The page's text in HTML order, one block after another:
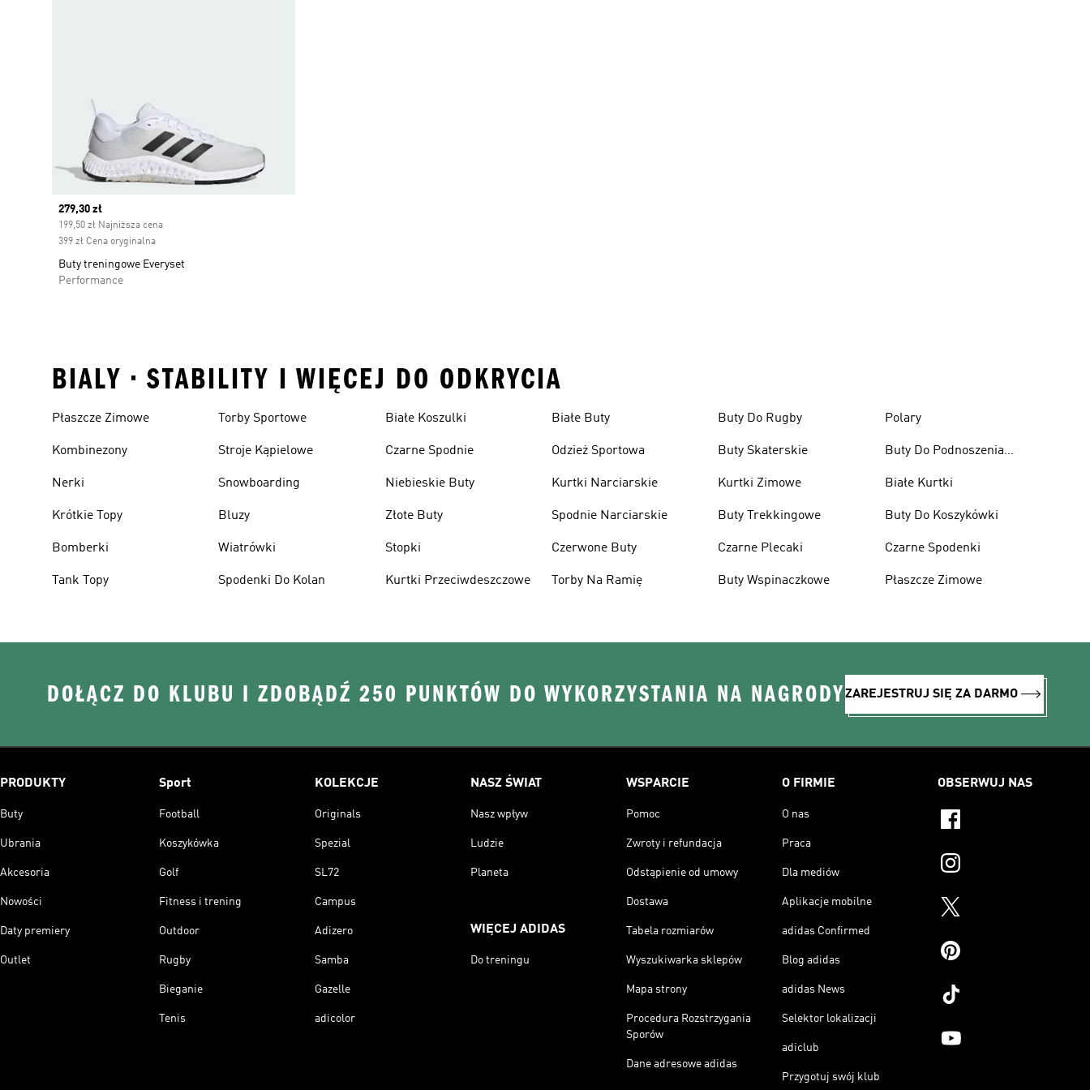
Current price
279,30 zł
199,50 zł Najniższa cena
399 zł Cena oryginalna
Buty treningowe Everyset
Performance
BIALY • STABILITY I WIĘCEJ DO ODKRYCIA
Płaszcze Zimowe
Kombinezony
Nerki
Krótkie Topy
Bomberki
Tank Topy
Torby Sportowe
Stroje Kąpielowe
Snowboarding
Bluzy
Wiatrówki
Spodenki Do Kolan
Białe Koszulki
Czarne Spodnie
Niebieskie Buty
Złote Buty
Stopki
Kurtki Przeciwdeszczowe
Białe Buty
Odzież Sportowa
Kurtki Narciarskie
Spodnie Narciarskie
Czerwone Buty
Torby Na Ramię
Buty Do Rugby
Buty Skaterskie
Kurtki Zimowe
Buty Trekkingowe
Czarne Plecaki
Buty Wspinaczkowe
Polary
Buty Do Podnoszenia
Białe Kurtki
Buty Do Koszykówki
Czarne Spodenki
Płaszcze Zimowe
DOŁĄCZ DO KLUBU I ZDOBĄDŹ 250 PUNKTÓW DO WYKORZYSTANIA NA NAGRODYZAREJESTRUJ SIĘ ZA DARMO
PRODUKTY
Buty
Ubrania
Akcesoria
Nowości
Daty premiery
Outlet
Sport
Football
Koszykówka
Golf
Fitness i trening
Outdoor
Rugby
Bieganie
Tenis
KOLEKCJE
Originals
Spezial
SL72
Campus
Adizero
Samba
Gazelle
adicolor
NASZ ŚWIAT
Nasz wpływ
Ludzie
Planeta
WIĘCEJ ADIDAS
Do treningu
WSPARCIE
Pomoc
Zwroty i refundacja
Odstąpienie od umowy
Dostawa
Tabela rozmiarów
Wyszukiwarka sklepów
Mapa strony
Procedura Rozstrzygania
Sporów
Dane adresowe adidas
O FIRMIE
O nas
Praca
Dla mediów
Aplikacje mobilne
adidas Confirmed
Blog adidas
adidas News
Selektor lokalizacji
adiclub
Przygotuj swój klub
OBSERWUJ NAS